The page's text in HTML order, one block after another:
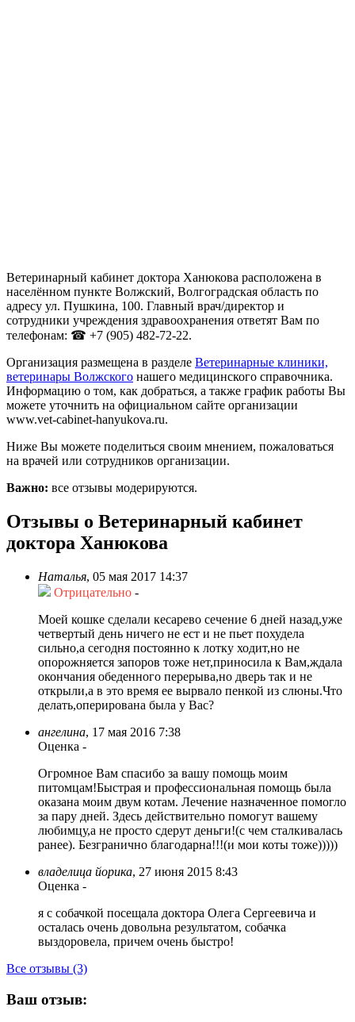
Ветеринарный кабинет доктора Ханюкова расположена в
населённом пункте Волжский, Волгоградская область по
адресу ул. Пушкина, 100. Главный врач/директор и
сотрудники учреждения здравоохранения ответят Вам по
телефонам: ☎ +7 (905) 482-72-22.
Организация размещена в разделе Ветеринарные клиники,
ветеринары Волжского нашего медицинского справочника.
Информацию о том, как добраться, а также график работы Вы
можете уточнить на официальном сайте организации
www.vet-cabinet-hanyukova.ru.
Ниже Вы можете поделиться своим мнением, пожаловаться
на врачей или сотрудников организации.
Важно: все отзывы модерируются.
Отзывы о Ветеринарный кабинет
доктора Ханюкова
Наталья, 05 мая 2017 14:37
Отрицательно -
Моей кошке сделали кесарево сечение 6 дней назад,уже
четвертый день ничего не ест и не пьет похудела
сильно,а сегодня постоянно к лотку ходит,но не
опорожняется запоров тоже нет,приносила к Вам,ждала
окончания обеденного перерыва,но дверь так и не
открыли,а в это время ее вырвало пенкой из слюны.Что
делать,оперирована была у Вас?
ангелина, 17 мая 2016 7:38
Оценка -
Огромное Вам спасибо за вашу помощь моим
питомцам!Быстрая и профессиональная помощь была
оказана моим двум котам. Лечение назначенное помогло
за пару дней. Здесь действительно помогут вашему
любимцу,а не просто сдерут деньги!(с чем сталкивалась
ранее). Безгранично благодарна!!!(и мои коты тоже)))))
владелица йорика, 27 июня 2015 8:43
Оценка -
я с собачкой посещала доктора Олега Сергеевича и
осталась очень довольна результатом, собачка
выздоровела, причем очень быстро!
Все отзывы (3)
Ваш отзыв: